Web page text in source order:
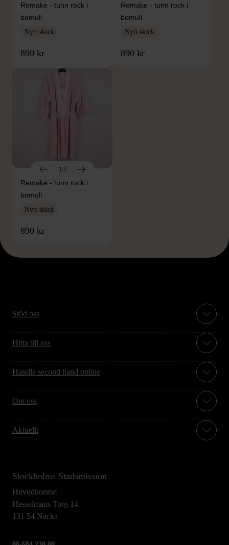
Remake - tunn rock i
bomull
Nytt skick
890 kr
Remake - tunn rock i
bomull
Nytt skick
890 kr
1/5
Remake - tunn rock i
bomull
Nytt skick
890 kr
Stöd oss
Hitta till oss
Handla second hand online
Om oss
Aktuellt
Stockholms Stadsmission
Huvudkontor:
Hesselmans Torg 14
131 54 Nacka